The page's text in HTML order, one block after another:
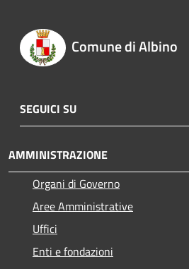
Comune di Albino
SEGUICI SU
AMMINISTRAZIONE
Organi di Governo
Aree Amministrative
Uffici
Enti e fondazioni